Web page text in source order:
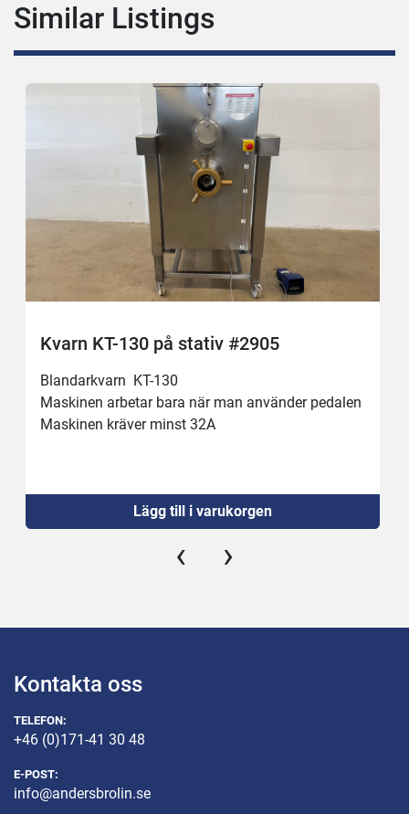
Similar Listings
Kvarn KT-130 på stativ #2905
Blandarkvarn  KT-130
Maskinen arbetar bara när man använder pedalen
Maskinen kräver minst 32A
Lägg till i varukorgen
‹ ›
Kontakta oss
TELEFON:
+46 (0)171-41 30 48
E-POST:
info@andersbrolin.se